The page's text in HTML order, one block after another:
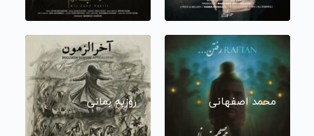
محمد اصفهانی روزبه بمانی